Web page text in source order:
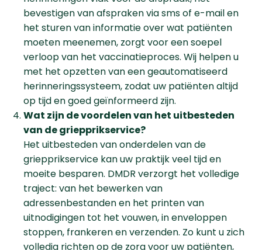
bevestigen van afspraken via sms of e-mail en
het sturen van informatie over wat patiënten
moeten meenemen, zorgt voor een soepel
verloop van het vaccinatieproces. Wij helpen u
met het opzetten van een geautomatiseerd
herinneringssysteem, zodat uw patiënten altijd
op tijd en goed geïnformeerd zijn.
Wat zijn de voordelen van het uitbesteden
van de griepprikservice?
Het uitbesteden van onderdelen van de
griepprikservice kan uw praktijk veel tijd en
moeite besparen. DMDR verzorgt het volledige
traject: van het bewerken van
adressenbestanden en het printen van
uitnodigingen tot het vouwen, in enveloppen
stoppen, frankeren en verzenden. Zo kunt u zich
volledig richten op de zorg voor uw patiënten,